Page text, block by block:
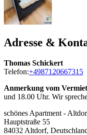
Adresse &
Thomas Schickert
Telefon:+4987120667315
Anmerkung vom
und 18.00 Uhr. Wir
schönes Apartment -
Hauptstraße 55
84032 Altdorf,